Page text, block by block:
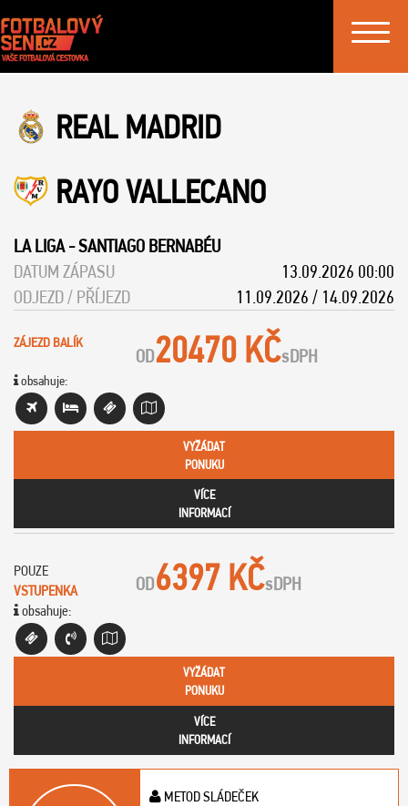
Toggle
REAL MADRID
RAYO VALLECANO
LA LIGA-SANTIAGO BERNABÉU
DATUM ZÁPASU
13.09.2026 00:00
ODJEZD / PŘÍJEZD
11.09.2026 / 14.09.2026
ZÁJEZD BALÍK
obsahuje:
OD20470 KČsDPH
VYŽÁDAT
PONUKU
VÍCE
INFORMACÍ
POUZE
VSTUPENKA
obsahuje:
OD6397 KČsDPH
VYŽÁDAT
PONUKU
VÍCE
INFORMACÍ
METOD SLÁDEČEK